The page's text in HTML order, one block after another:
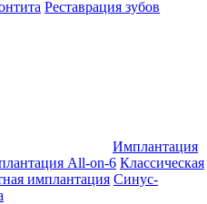
Реставрация зубов
Имплантация
All-on-6 Классическая
имплантация Синус-